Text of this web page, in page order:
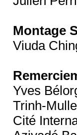
Montage
Viuda
Yves
Trinh-
Cité